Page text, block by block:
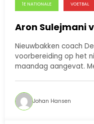
1E NATIONALE VOETBAL
Aron Sulejmani
Nieuwbakken coach
voorbereiding op het
maandag aangevat.
Johan Hansen